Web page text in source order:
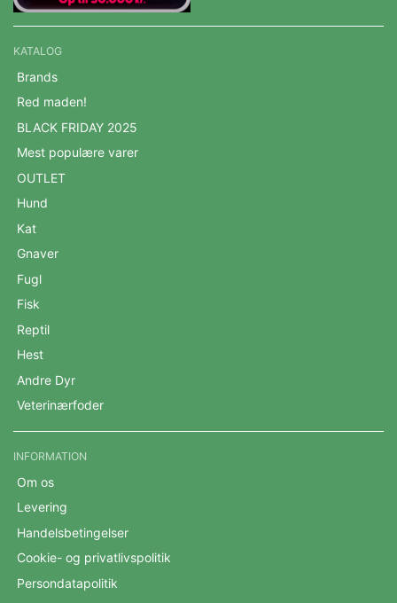
KATALOG
Brands
Red maden!
BLACK FRIDAY 2025
Mest populære varer
OUTLET
Hund
Kat
Gnaver
Fugl
Fisk
Reptil
Hest
Andre Dyr
Veterinærfoder
INFORMATION
Om os
Levering
Handelsbetingelser
Cookie- og privatlivspolitik
Persondatapolitik